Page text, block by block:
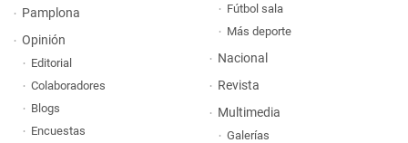
Pamplona
Opinión
Editorial
Colaboradores
Blogs
Encuestas
Fútbol sala
Más deporte
Nacional
Revista
Multimedia
Galerías